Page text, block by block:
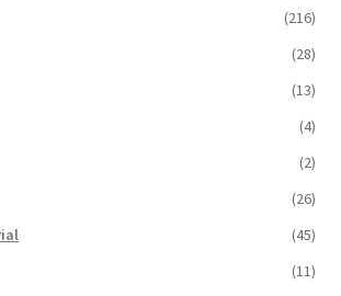
(216)
(28)
(13)
(4)
(2)
(26)
(45)
(11)